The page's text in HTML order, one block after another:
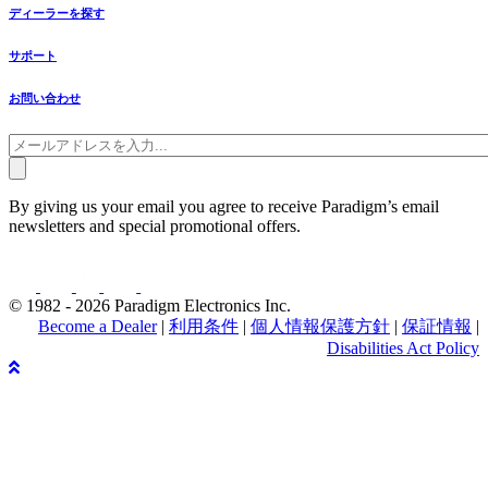
ディーラーを探す
サポート
お問い合わせ
By giving us your email you agree to receive Paradigm’s email
newsletters and special promotional offers.
© 1982 - 2026 Paradigm Electronics Inc.
Become a Dealer| 利用条件 | 個人情報保護方針 | 保証情報 |
Disabilities Act Policy